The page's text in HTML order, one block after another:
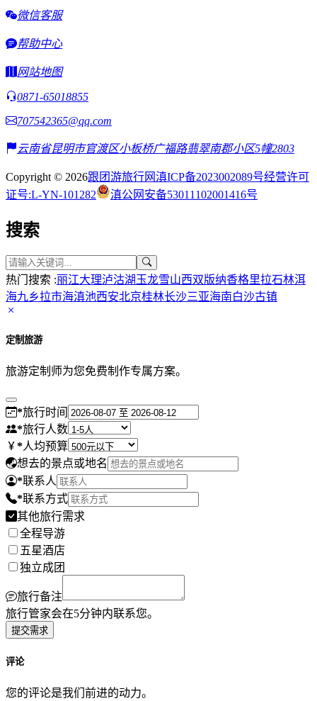
微信客服
帮助中心
网站地图
0871-65018855
707542365@qq.com
云南省昆明市官渡区小板桥广福路翡翠南郡小区5幢2803
Copyright © 2026跟团游旅行网滇ICP备2023002089号经营许可
证号:L-YN-101282
滇公网安备53011102001416号
搜索
热门搜索 :丽江大理泸沽湖 玉龙雪山西双版纳香格里拉石林洱
海九乡拉市海滇池西安北京桂林长沙三亚海南白沙古镇
定制旅游
旅游定制师为您免费制作专属方案。
*旅行时间
*旅行人数
*人均预算
想去的景点或地名
*联系人
*联系方式
其他旅行需求
全程导游
五星酒店
独立成团
旅行备注
旅行管家会在5分钟内联系您。
提交需求
评论
您的评论是我们前进的动力。